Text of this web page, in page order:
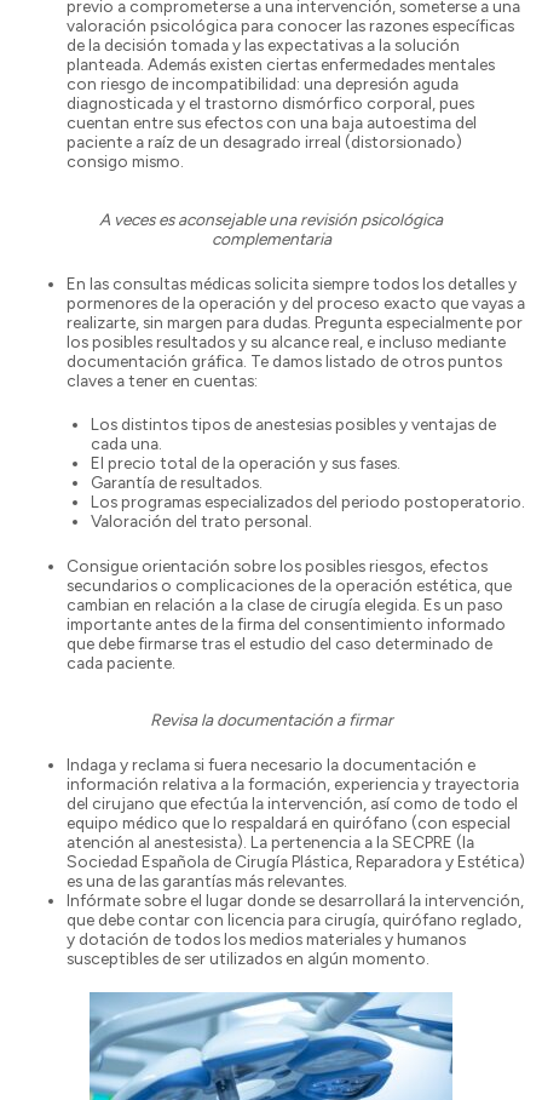
previo a comprometerse a una intervención, someterse a una
valoración psicológica para conocer las razones específicas
de la decisión tomada y las expectativas a la solución
planteada. Además existen ciertas enfermedades mentales
con riesgo de incompatibilidad: una depresión aguda
diagnosticada y el trastorno dismórfico corporal, pues
cuentan entre sus efectos con una baja autoestima del
paciente a raíz de un desagrado irreal (distorsionado)
consigo mismo.
A veces es aconsejable una revisión psicológica
complementaria
En las consultas médicas solicita siempre todos los detalles y
pormenores de la operación y del proceso exacto que vayas a
realizarte, sin margen para dudas. Pregunta especialmente por
los posibles resultados y su alcance real, e incluso mediante
documentación gráfica. Te damos listado de otros puntos
claves a tener en cuentas:
Los distintos tipos de anestesias posibles y ventajas de
cada una.
El precio total de la operación y sus fases.
Garantía de resultados.
Los programas especializados del periodo postoperatorio.
Valoración del trato personal.
Consigue orientación sobre los posibles riesgos, efectos
secundarios o complicaciones de la operación estética, que
cambian en relación a la clase de cirugía elegida. Es un paso
importante antes de la firma del consentimiento informado
que debe firmarse tras el estudio del caso determinado de
cada paciente.
Revisa la documentación a firmar
Indaga y reclama si fuera necesario la documentación e
información relativa a la formación, experiencia y trayectoria
del cirujano que efectúa la intervención, así como de todo el
equipo médico que lo respaldará en quirófano (con especial
atención al anestesista). La pertenencia a la SECPRE (la
Sociedad Española de Cirugía Plástica, Reparadora y Estética)
es una de las garantías más relevantes.
Infórmate sobre el lugar donde se desarrollará la intervención,
que debe contar con licencia para cirugía, quirófano reglado,
y dotación de todos los medios materiales y humanos
susceptibles de ser utilizados en algún momento.